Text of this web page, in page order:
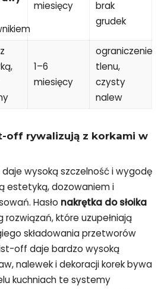
miesięcy
brak
grudek
1–6
miesięcy
ograniczenie
tlenu,
czysty
nalew
off rywalizują z korkami w
wysoką szczelność i wygodę
estetyką, dozowaniem i
Hasło nakrętka do słoika
które uzupełniają
składowania przetworów
off daje bardzo wysoką
nalewek i dekoracji korek bywa
kuchniach te systemy